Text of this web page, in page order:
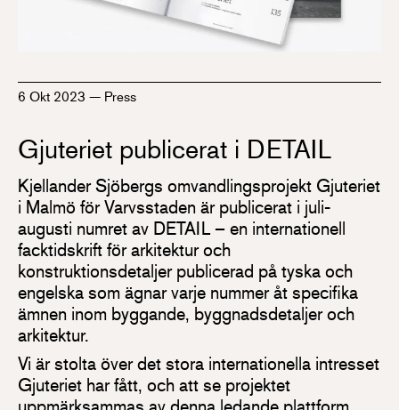
6 Okt 2023 — Press
Gjuteriet publicerat i DETAIL
Kjellander Sjöbergs omvandlingsprojekt Gjuteriet
i Malmö för Varvsstaden är publicerat i juli-
augusti numret av DETAIL – en internationell
facktidskrift för arkitektur och
konstruktionsdetaljer publicerad på tyska och
engelska som ägnar varje nummer åt specifika
ämnen inom byggande, byggnadsdetaljer och
arkitektur.
Vi är stolta över det stora internationella intresset
Gjuteriet har fått, och att se projektet